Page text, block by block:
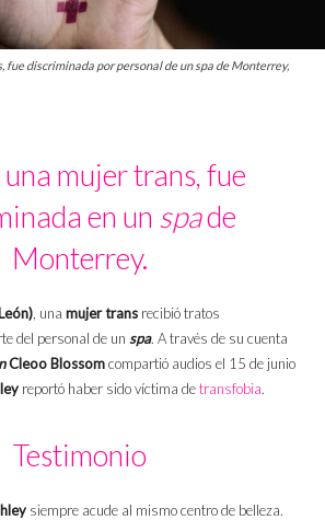
fue discriminada por personal de un spa de Monterrey,
una mujer trans, fue
en un spade
Monterrey.
, una mujer trans recibió tratos
del personal de un spa. A través de su cuenta
Cleoo Blossomcompartió audios el 15 de junio
reportó haber sido víctima detransfobia.
Testimonio
siempre acude al mismo centro de belleza.